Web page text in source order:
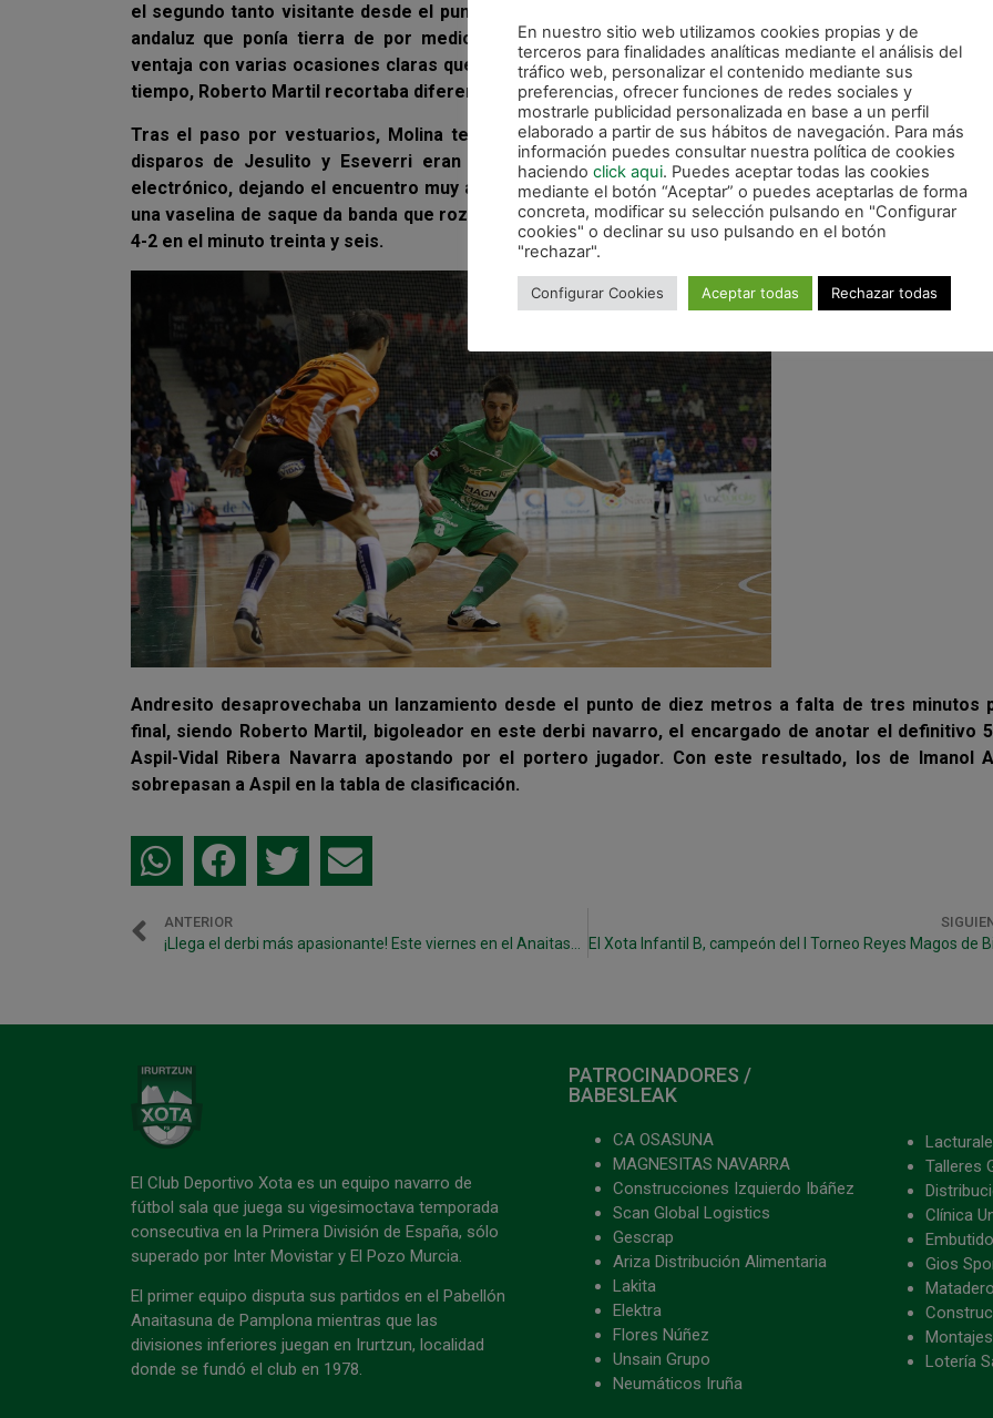
el segundo tanto visitante desde el punto de diez metros. Décimo noveno tanto en la cuenta
andaluz que ponía tierra de por medio. Fueron los mejores minutos visitantes que pudieron
ventaja con varias ocasiones claras que no acertaron a definir. A falta de un minuto para el final del
tiempo, Roberto Martil recortaba diferencias a la salida de un córner.
Tras el paso por vestuarios, Molina tenía que emplearse a fondo para impedir el tanto del
disparos de Jesulito y Eseverri eran la antesala del gol de Pablo Ibarra, que ponía la
electrónico, dejando el encuentro muy abierto a falta de trece minutos para la conclusión. Dani
una vaselina de saque da banda que rozo en un rival, volteaba el marcador, mientras que Jesulito
4-2 en el minuto treinta y seis.
Andresito desaprovechaba un lanzamiento desde el punto de diez metros a falta de tres minutos
final, siendo Roberto Martil, bigoleador en este derbi navarro, el encargado de anotar el definitivo
Aspil-Vidal Ribera Navarra apostando por el portero jugador. Con este resultado, los de Imanol
sobrepasan a Aspil en la tabla de clasificación.
ANTERIOR
El Club Deportivo Xota es un equipo navarro de
fútbol sala que juega su vigesimoctava temporada
consecutiva en la Primera División de España, sólo
superado por Inter Movistar y El Pozo Murcia.
El primer equipo disputa sus partidos en el Pabellón
Anaitasuna de Pamplona mientras que las
divisiones inferiores juegan en Irurtzun, localidad
donde se fundó el club en 1978.
PATROCINADORES /
BABESLEAK
CA OSASUNA
MAGNESITAS NAVARRA
Construcciones Izquierdo Ibáñez
Scan Global Logistics
Gescrap
Ariza Distribución Alimentaria
Lakita
Elektra
Flores Núñez
Unsain Grupo
Neumáticos Iruña
Lacturale
Talleres
Clínica
Gios
Lotería
En nuestro sitio web utilizamos cookies propias y de
terceros para finalidades analíticas mediante el análisis del
tráfico web, personalizar el contenido mediante sus
preferencias, ofrecer funciones de redes sociales y
mostrarle publicidad personalizada en base a un perfil
elaborado a partir de sus hábitos de navegación. Para más
información puedes consultar nuestra política de cookies
haciendo click aqui. Puedes aceptar todas las cookies
mediante el botón “Aceptar” o puedes aceptarlas de forma
concreta, modificar su selección pulsando en "Configurar
cookies" o declinar su uso pulsando en el botón
"rechazar".
Configurar Cookies Aceptar todas Rechazar todas